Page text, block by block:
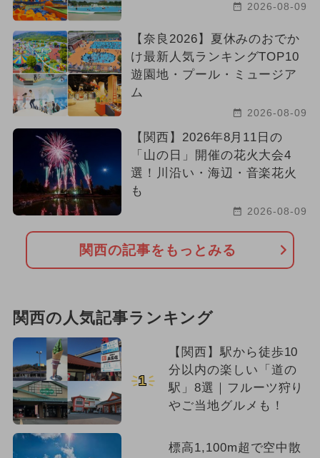
2026-08-09
【奈良2026】夏休みのおでか
け最新人気ランキングTOP10
遊園地・プール・ミュージア
ム
2026-08-09
【関西】2026年8月11日の
「山の日」開催の花火大会4
選！川沿い・海辺・音楽花火
も
2026-08-09
関西の記事をもっとみる
関西の人気記事ランキング
1
【関西】駅から徒歩10
分以内の楽しい「道の
駅」8選｜フルーツ狩り
やご当地グルメも！
標高1,100m超で空中散